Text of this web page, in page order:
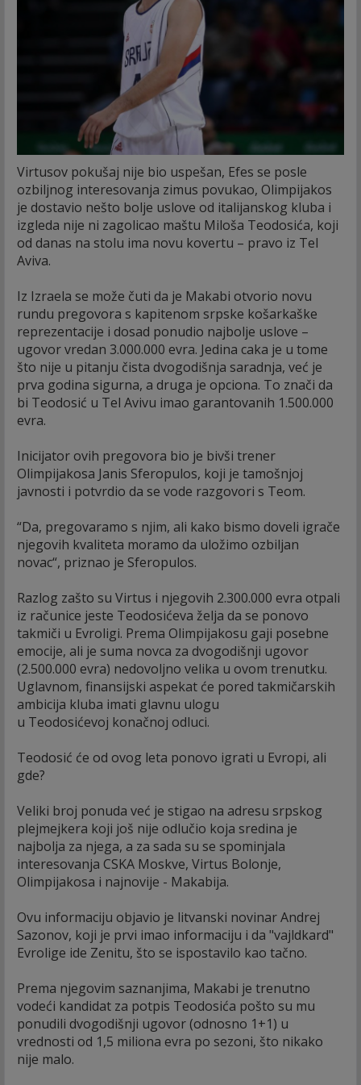
Virtusov pokušaj nije bio uspešan, Efes se posle
ozbiljnog interesovanja zimus povukao, Olimpijakos
je dostavio nešto bolje uslove od italijanskog kluba i
izgleda nije ni zagolicao maštu Miloša Teodosića, koji
od danas na stolu ima novu kovertu – pravo iz Tel
Aviva.
Iz Izraela se može čuti da je Makabi otvorio novu
rundu pregovora s kapitenom srpske košarkaške
reprezentacije i dosad ponudio najbolje uslove –
ugovor vredan 3.000.000 evra. Jedina caka je u tome
što nije u pitanju čista dvogodišnja saradnja, već je
prva godina sigurna, a druga je opciona. To znači da
bi Teodosić u Tel Avivu imao garantovanih 1.500.000
evra.
Inicijator ovih pregovora bio je bivši trener
Olimpijakosa Janis Sferopulos, koji je tamošnjoj
javnosti i potvrdio da se vode razgovori s Teom.
“Da, pregovaramo s njim, ali kako bismo doveli igrače
njegovih kvaliteta moramo da uložimo ozbiljan
novac“, priznao je Sferopulos.
Razlog zašto su Virtus i njegovih 2.300.000 evra otpali
iz računice jeste Teodosićeva želja da se ponovo
takmiči u Evroligi. Prema Olimpijakosu gaji posebne
emocije, ali je suma novca za dvogodišnji ugovor
(2.500.000 evra) nedovoljno velika u ovom trenutku.
Uglavnom, finansijski aspekat će pored takmičarskih
ambicija kluba imati glavnu ulogu
u Teodosićevoj konačnoj odluci.
Teodosić će od ovog leta ponovo igrati u Evropi, ali
gde?
Veliki broj ponuda već je stigao na adresu srpskog
plejmejkera koji još nije odlučio koja sredina je
najbolja za njega, a za sada su se spominjala
interesovanja CSKA Moskve, Virtus Bolonje,
Olimpijakosa i najnovije - Makabija.
Ovu informaciju objavio je litvanski novinar Andrej
Sazonov, koji je prvi imao informaciju i da "vajldkard"
Evrolige ide Zenitu, što se ispostavilo kao tačno.
Prema njegovim saznanjima, Makabi je trenutno
vodeći kandidat za potpis Teodosića pošto su mu
ponudili dvogodišnji ugovor (odnosno 1+1) u
vrednosti od 1,5 miliona evra po sezoni, što nikako
nije malo.